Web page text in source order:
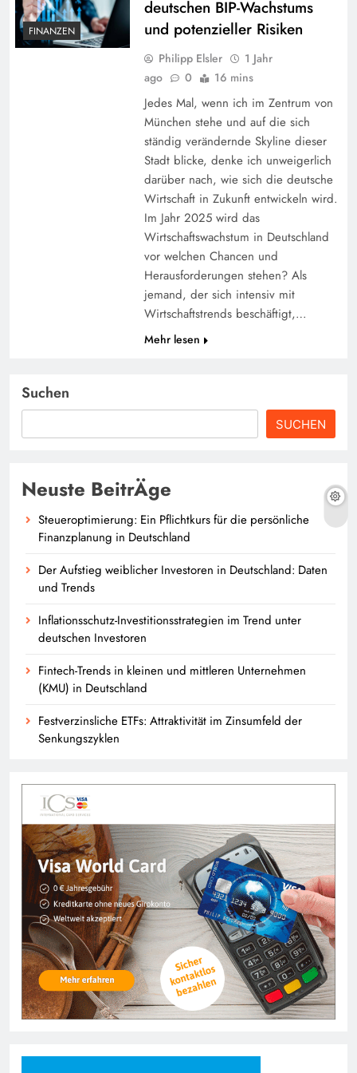
FINANZEN
deutschen BIP-Wachstums
und potenzieller Risiken
Philipp Elsler
1 Jahr
ago
0 16 mins
Jedes Mal, wenn ich im Zentrum von
München stehe und auf die sich
ständig verändernde Skyline dieser
Stadt blicke, denke ich unweigerlich
darüber nach, wie sich die deutsche
Wirtschaft in Zukunft entwickeln wird.
Im Jahr 2025 wird das
Wirtschaftswachstum in Deutschland
vor welchen Chancen und
Herausforderungen stehen? Als
jemand, der sich intensiv mit
Wirtschaftstrends beschäftigt,…
Mehr lesen
Suchen
SUCHEN
Neuste BeitrÄge
Steueroptimierung: Ein Pflichtkurs für die persönliche
Finanzplanung in Deutschland
Der Aufstieg weiblicher Investoren in Deutschland: Daten
und Trends
Inflationsschutz-Investitionsstrategien im Trend unter
deutschen Investoren
Fintech-Trends in kleinen und mittleren Unternehmen
(KMU) in Deutschland
Festverzinsliche ETFs: Attraktivität im Zinsumfeld der
Senkungszyklen